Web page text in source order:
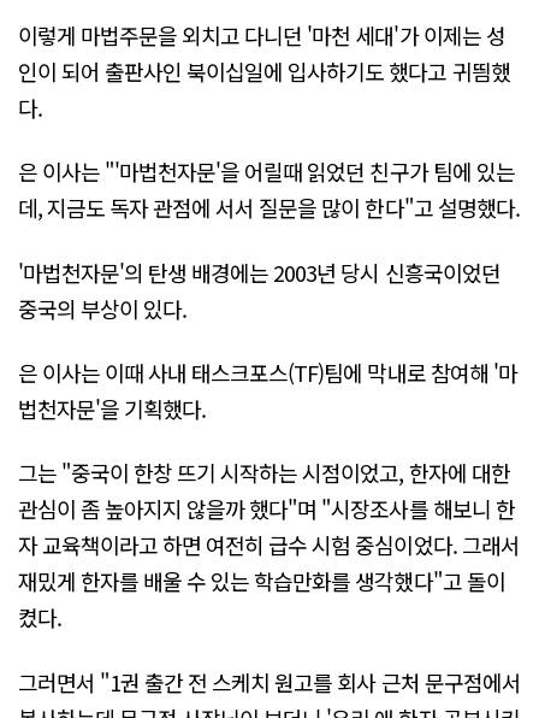
이렇게 마법주문을 외치고 다니던 '마천 세대'가 이제는 성
인이 되어 출판사인 북이십일에 입사하기도 했다고 귀띔했
다.
은 이사는 "'마법천자문'을 어릴때 읽었던 친구가 팀에 있는
데, 지금도 독자 관점에 서서 질문을 많이 한다"고 설명했다.
'마법천자문'의 탄생 배경에는 2003년 당시 신흥국이었던
중국의 부상이 있다.
은 이사는 이때 사내 태스크포스(TF)팀에 막내로 참여해 '마
법천자문'을 기획했다.
그는 "중국이 한창 뜨기 시작하는 시점이었고, 한자에 대한
관심이 좀 높아지지 않을까 했다"며 "시장조사를 해보니 한
자 교육책이라고 하면 여전히 급수 시험 중심이었다. 그래서
재밌게 한자를 배울 수 있는 학습만화를 생각했다"고 돌이
켰다.
그러면서 "1권 출간 전 스케치 원고를 회사 근처 문구점에서